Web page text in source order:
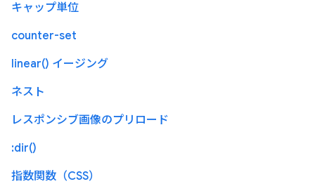
キャップ単位
counter-set
linear() イージング
ネスト
レスポンシブ画像のプリロード
:dir()
指数関数（CSS）